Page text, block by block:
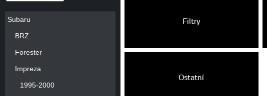
Subaru
BRZ
Forester
Impreza
1995-2000
Filtry
Ostatní